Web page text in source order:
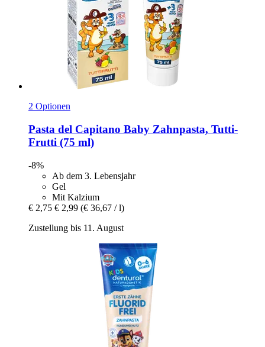
2 Optionen
Pasta del Capitano Baby Zahnpasta, Tutti-​
Frutti (75 ml)
-8%
Ab dem 3. Lebensjahr
Gel
Mit Kalzium
€ 2,75 € 2,99 (€ 36,67 / l)
Zustellung bis 11. August